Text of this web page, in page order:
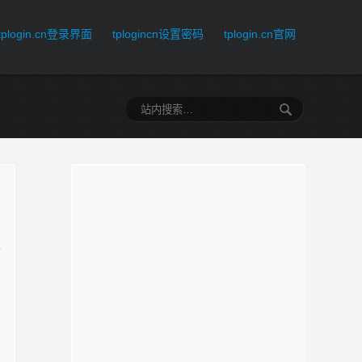
登录界面 tplogincn设置密码 tplogin.cn官网